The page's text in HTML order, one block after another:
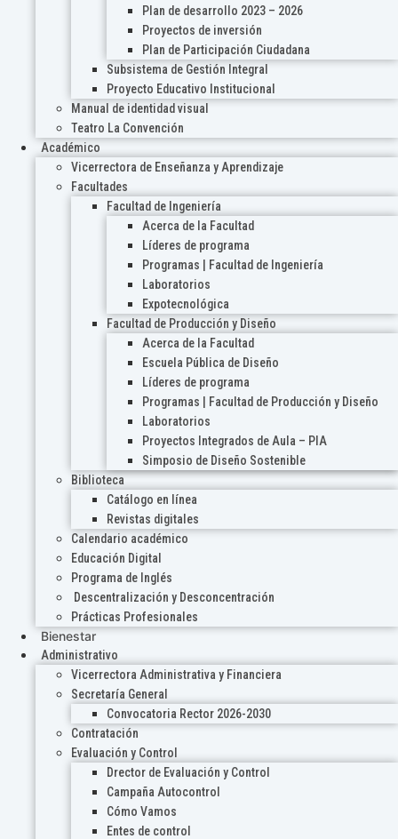
Plan de desarrollo 2023 – 2026
Proyectos de inversión
Plan de Participación Ciudadana
Subsistema de Gestión Integral
Proyecto Educativo Institucional
Manual de identidad visual
Teatro La Convención
Académico
Vicerrectora de Enseñanza y Aprendizaje
Facultades
Facultad de Ingeniería
Acerca de la Facultad
Líderes de programa
Programas | Facultad de Ingeniería
Laboratorios
Expotecnológica
Facultad de Producción y Diseño
Acerca de la Facultad
Escuela Pública de Diseño
Líderes de programa
Programas | Facultad de Producción y Diseño
Laboratorios
Proyectos Integrados de Aula – PIA
Simposio de Diseño Sostenible
Biblioteca
Catálogo en línea
Revistas digitales
Calendario académico
Educación Digital
Programa de Inglés
Descentralización y Desconcentración
Prácticas Profesionales
Bienestar
Administrativo
Vicerrectora Administrativa y Financiera
Secretaría General
Convocatoria Rector 2026-2030
Contratación
Evaluación y Control
Drector de Evaluación y Control
Campaña Autocontrol
Cómo Vamos
Entes de control